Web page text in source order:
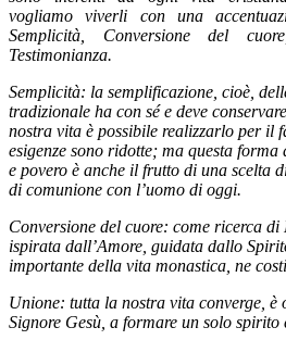
vogliamo viverli con una
Semplicità, Conversione del
Testimonianza.
Semplicità: la semplificazione, cioè,
tradizionale ha con sé e deve
nostra vita è possibile realizzarlo per il
esigenze sono ridotte; ma questa
e povero è anche il frutto di una scelta
di comunione con l’uomo di oggi.
Conversione del cuore: come ricerca di
ispirata dall’Amore, guidata dallo
importante della vita monastica, ne
Unione: tutta la nostra vita converge,
Signore Gesù, a formare un solo spirito